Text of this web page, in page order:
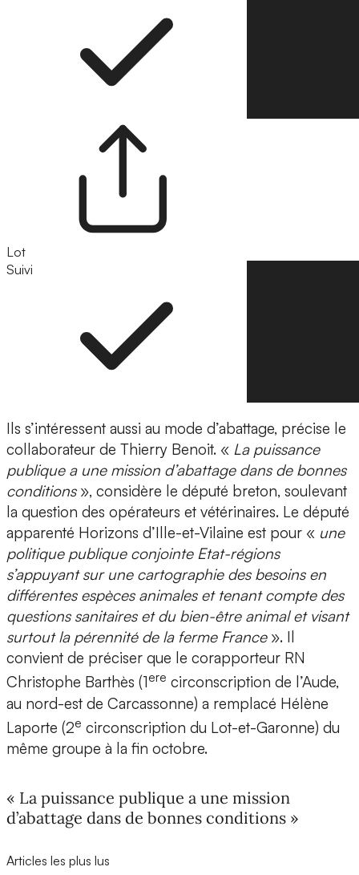
Lot
Suivi
Ils s’intéressent aussi au mode d’abattage, précise le
collaborateur de Thierry Benoit. « La puissance
publique a une mission d’abattage dans de bonnes
conditions», considère le député breton, soulevant
la question des opérateurs et vétérinaires. Le député
apparenté Horizons d’Ille-et-Vilaine est pour « une
politique publique conjointe Etat-régions
s’appuyant sur une cartographie des besoins en
différentes espèces animales et tenant compte des
questions sanitaires et du bien-être animal et visant
surtout la pérennité de la ferme France». Il
convient de préciser que le corapporteur RN
Christophe Barthès (1ere circonscription de l’Aude,
au nord-est de Carcassonne) a remplacé Hélène
Laporte (2e circonscription du Lot-et-Garonne) du
même groupe à la fin octobre.
« La puissance publique a une mission
d’abattage dans de bonnes conditions »
Articles les plus lus